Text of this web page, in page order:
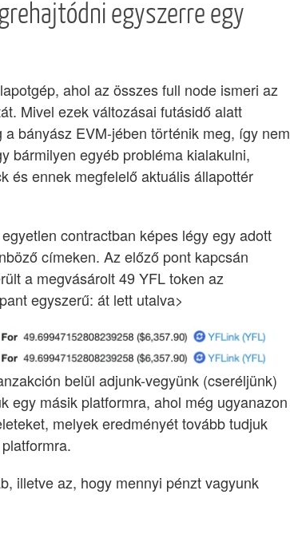
egyszerre egy
ahol az összes full node ismeri az
Mivel ezek változásai futásidő alatt
bányász EVM-jében történik meg, így nem
bármilyen egyéb probléma kialakulni,
és ennek megfelelő aktuális állapottér
contractban képes légy egy adott
címeken. Az előző pont kapcsán
a megvásárolt 49 YFL token az
egyszerű: át lett utalva>
belül adjunk-vegyünk (cseréljünk)
egy másik platformra, ahol még ugyanazon
melyek eredményét tovább tudjuk
illetve az, hogy mennyi pénzt vagyunk